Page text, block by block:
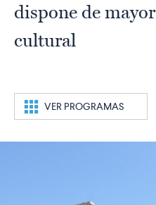
dispone de
cultural
c VER PROGRAMAS